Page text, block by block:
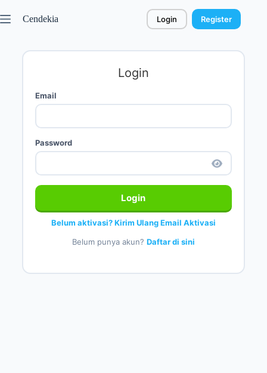
Cendekia Login Register
Login
Email
Password
Login
Belum aktivasi? Kirim Ulang Email Aktivasi
Belum punya akun? Daftar di sini